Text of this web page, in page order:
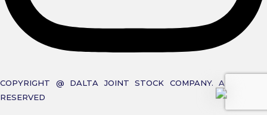
COPYRIGHT @ DALTA JOINT STOCK COMPANY. ALL RIGHT
RESERVED